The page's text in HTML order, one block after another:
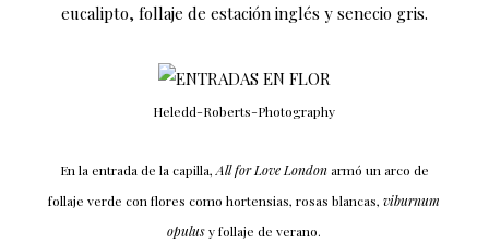
eucalipto, follaje de estación inglés y senecio gris.
Heledd-Roberts-Photography
En la entrada de la capilla, All for Love Londonarmó un arco de
follaje verde con flores como hortensias, rosas blancas,viburnum
opulusy follaje de verano.